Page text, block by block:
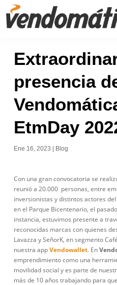
presencia
EtmDay
Ene 16, 2023 Blog
Con una gran convocatoria se
reunió a 20.000 personas, entre
inversionistas y distintos actores
en el Parque Bicentenario, el
instancia, estuvimos presente a
reconocidas marcas con quienes
Lavazza y SeñorK, en segmento
nuestra appVendowallet. En
emprendimiento como una
movilidad social y es parte de
más de 10 años trabajando para